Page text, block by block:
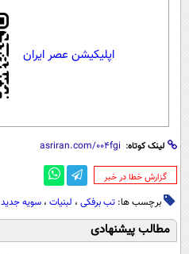
اپلیکیشن عصر ایران
لینک کوتاه:
‌گزارش خطا در خبر
برچسب ها: تب برفکی ، لبنیات ، سویه جدید
مطالب پیشنهادی